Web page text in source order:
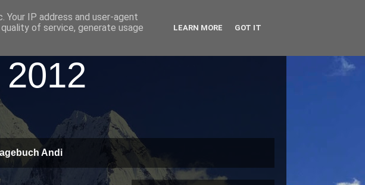
Andi
IP address and user-agent
of service, generate usage
LEARN MORE GOT IT